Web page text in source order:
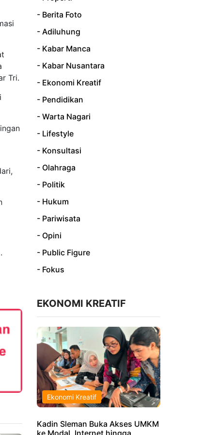
Tri.
- Berita Foto
- Adiluhung
- Kabar Manca
- Kabar Nusantara
- Ekonomi Kreatif
- Pendidikan
- Warta Nagari
- Lifestyle
- Konsultasi
- Olahraga
- Politik
- Hukum
- Pariwisata
- Opini
- Public Figure
- Fokus
EKONOMI KREATIF
Ekonomi Kreatif
Kadin Sleman Buka Akses UMKM